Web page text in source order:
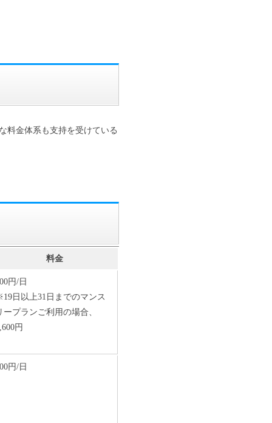
料金体系も支持を受けている
料金
円/日
日以上31日までのマンス
ープランご利用の場合、
円
円/日